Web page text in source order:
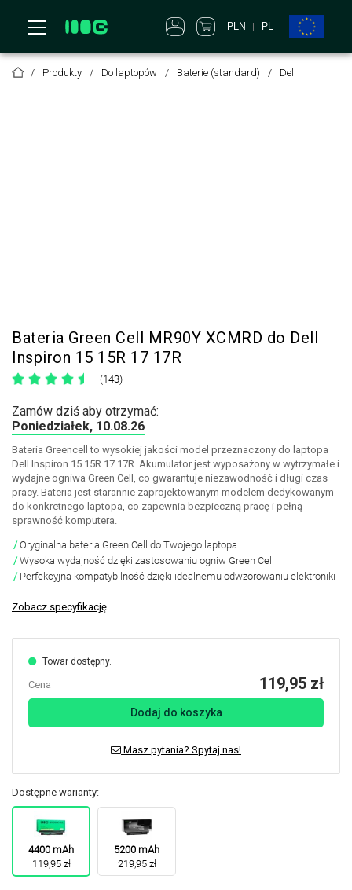
PLN PL
Produkty Do laptopów Baterie (standard) Dell
Bateria Green Cell MR90Y XCMRD do Dell
Inspiron 15 15R 17 17R
(143)
Zamów dziś aby otrzymać:
Poniedziałek, 10.08.26
Bateria Greencell to wysokiej jakości model przeznaczony do laptopa
Dell Inspiron 15 15R 17 17R. Akumulator jest wyposażony w wytrzymałe i
wydajne ogniwa Green Cell, co gwarantuje niezawodność i długi czas
pracy. Bateria jest starannie zaprojektowanym modelem dedykowanym
do konkretnego laptopa, co zapewnia bezpieczną pracę i pełną
sprawność komputera.
Oryginalna bateria Green Cell do Twojego laptopa
Wysoka wydajność dzięki zastosowaniu ogniw Green Cell
Perfekcyjna kompatybilność dzięki idealnemu odwzorowaniu elektroniki
Zobacz specyfikację
Towar dostępny.
Cena 119,95 zł
Dodaj do koszyka
Masz pytania? Spytaj nas!
Dostępne warianty:
4400 mAh
119,95 zł
5200 mAh
219,95 zł